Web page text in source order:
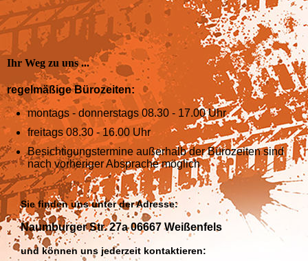
Ihr Weg zu uns ...
regelmäßige Bürozeiten:
montags - donnerstags 08.30 - 17.00 Uhr
freitags 08.30 - 16.00 Uhr
Besichtigungstermine außerhalb der Bürozeiten sind
nach vorheriger Absprachemöglich
Sie finden uns unter der Adresse:
Naumburger Str. 27a 06667 Weißenfels
und können uns jederzeit kontaktieren: